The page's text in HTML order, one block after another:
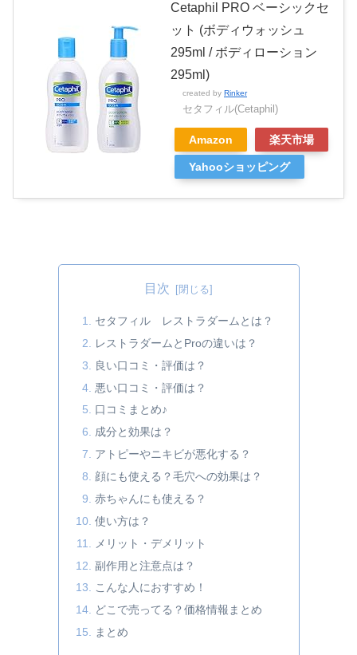
Cetaphil PRO ベーシックセ
ット (ボディウォッシュ
295ml / ボディローション
295ml)
created by Rinker
セタフィル(Cetaphil)
Amazon 楽天市場
Yahooショッピング
目次
セタフィル レストラダームとは？
レストラダームとProの違いは？
良い口コミ・評価は？
悪い口コミ・評価は？
口コミまとめ♪
成分と効果は？
アトピーやニキビが悪化する？
顔にも使える？毛穴への効果は？
赤ちゃんにも使える？
使い方は？
メリット・デメリット
副作用と注意点は？
こんな人におすすめ！
どこで売ってる？価格情報まとめ
まとめ